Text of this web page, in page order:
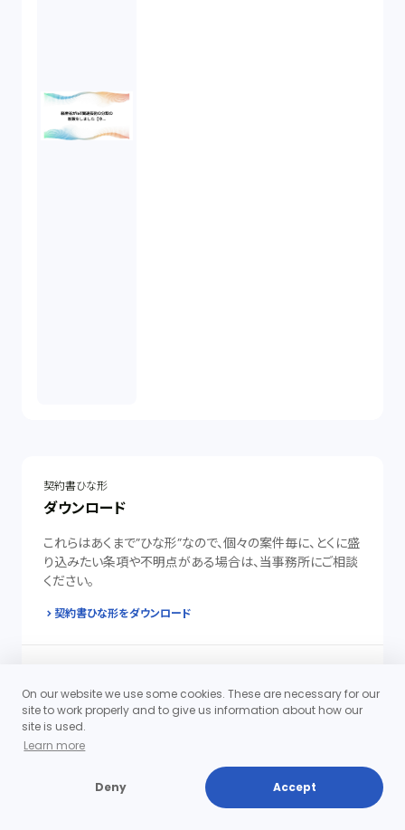
契約書ひな形
ダウンロード
これらはあくまで”ひな形”なので、個々の案件毎に、とくに盛
り込みたい条項や不明点がある場合は、当事務所にご相談
ください。
契約書ひな形をダウンロード
組織再編
合併、営業譲渡はもとより、会社分割、株式交換など様々な
制度のメリットとデメリットを踏まえて、適切な組織再編の実
On our website we use some cookies. These are necessary for our
site to work properly and to give us information about how our
site is used.
Learn more
Deny Accept